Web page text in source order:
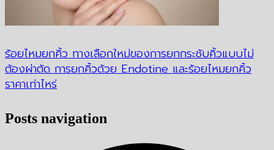
ร้อยไหมยกคิ้ว ทางเลือกใหม่ของการยกกระชับคิ้วแบบไม่
ต้องผ่าตัด การยกคิ้วด้วย Endotine และร้อยไหมยกคิ้ว
ราคาเท่าไหร่
Posts navigation